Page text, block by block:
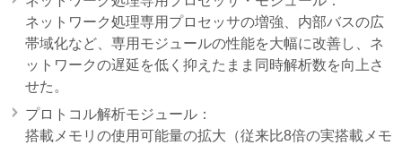
ネットワーク処理専用プロセッサの増強、内部バスの広
帯域化など、専用モジュールの性能を大幅に改善し、ネ
ットワークの遅延を低く抑えたまま同時解析数を向上さ
せた。
プロトコル解析モジュール：
搭載メモリの使用可能量の拡大（従来比8倍の実搭載メモ